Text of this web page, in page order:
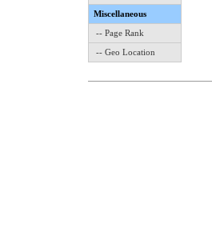
Miscellaneous
-- Page Rank
-- Geo Location